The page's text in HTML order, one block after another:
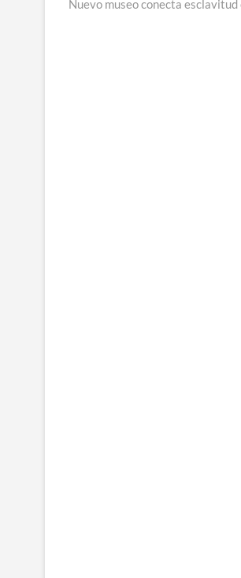
de
anterior:
Nuevo museo conecta esclavitud